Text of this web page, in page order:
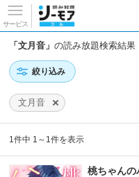
サービス
「文月音」の読み放題検索結果
絞り込み
文月音
1件中 1～1件を表示
桃ちゃんの